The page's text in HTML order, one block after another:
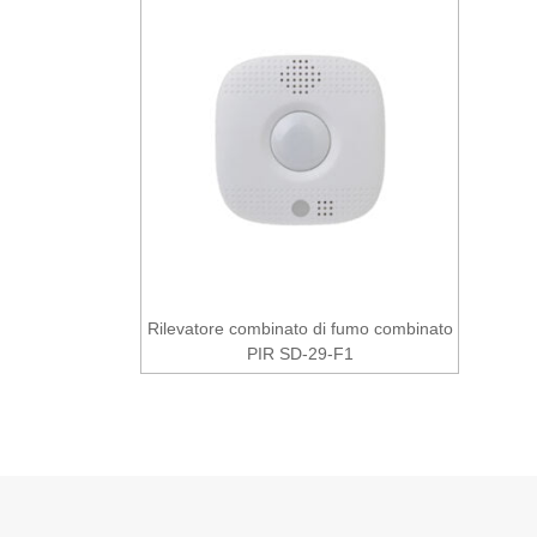
Rilevatore combinato di fumo combinato
PIR SD-29-F1